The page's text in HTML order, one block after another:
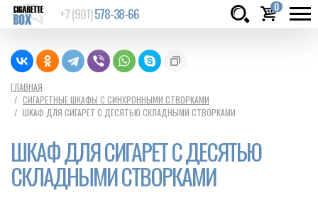
+7 (901)578-38-66 0
ГЛАВНАЯ
СИГАРЕТНЫЕ ШКАФЫ С СИНХРОННЫМИ СТВОРКАМИ
ШКАФ ДЛЯ СИГАРЕТ С ДЕСЯТЬЮ СКЛАДНЫМИ СТВОРКАМИ
ШКАФ ДЛЯ СИГАРЕТ С ДЕСЯТЬЮ
СКЛАДНЫМИ СТВОРКАМИ